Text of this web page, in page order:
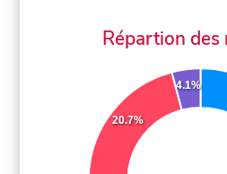
Répartion des
20.7%
4.1%